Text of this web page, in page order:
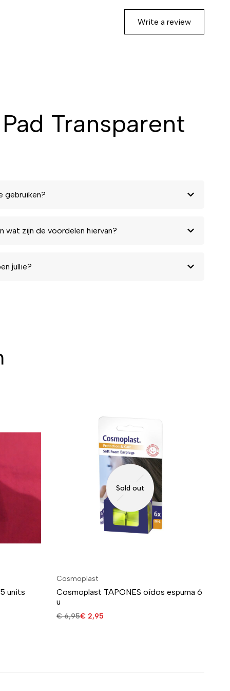
Write a review
Transparent
gebruiken?
wat zijn de voordelen hiervan?
jullie?
units
Sold out
Cosmoplast
Cosmoplast TAPONES oídos espuma 6
u
€6,95€2,95